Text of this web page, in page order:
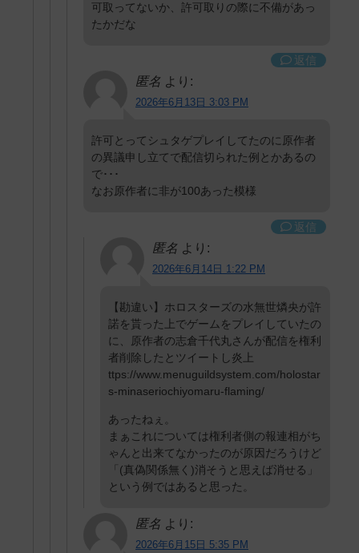
可取ってないか、許可取りの際に不備があっ
たかだな
返信
匿名 より:
2026年6月13日 3:03 PM
許可とってシュタゲプレイしてたのに原作者
の異議申し立てで配信切られた例とかあるの
で･･･
なお原作者に非が100あった模様
返信
匿名 より:
2026年6月14日 1:22 PM
【勘違い】ホロスターズの水無世燐央が許
諾を貰った上でゲームをプレイしていたの
に、原作者の志倉千代丸さんが配信を権利
者削除したとツイートし炎上
ttps://www.menuguildsystem.com/holostar
s-minaseriochiyomaru-flaming/
あったねぇ。
まぁこれについては権利者側の報連相がち
ゃんと出来てなかったのが原因だろうけど
「(真偽関係無く)消そうと思えば消せる」
という例ではあると思った。
匿名 より:
2026年6月15日 5:35 PM